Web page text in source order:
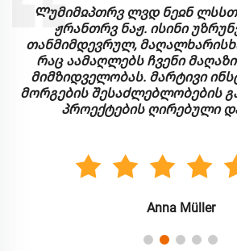
Ლუმიმჲპთრვ ლვდ ნეჲნ
ჟრანთრვ ნაჟ. ისინი
თანმიმდევრულ,
რაც აამაღლებს ჩვენი
მიმზიდველობას. მარტივი
მორგების შესაძლებლობების
პროექტების ღირებული
Anna Müller